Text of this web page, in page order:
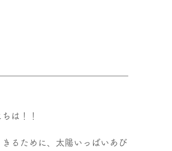
は！！
るために、太陽いっぱいあび